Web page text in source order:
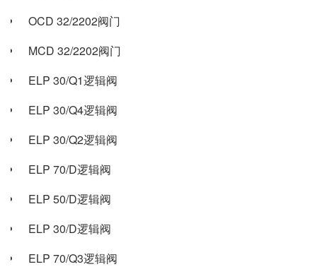
OCD 32/2202阀门
MCD 32/2202阀门
ELP 30/Q1逻辑阀
ELP 30/Q4逻辑阀
ELP 30/Q2逻辑阀
ELP 70/D逻辑阀
ELP 50/D逻辑阀
ELP 30/D逻辑阀
ELP 70/Q3逻辑阀